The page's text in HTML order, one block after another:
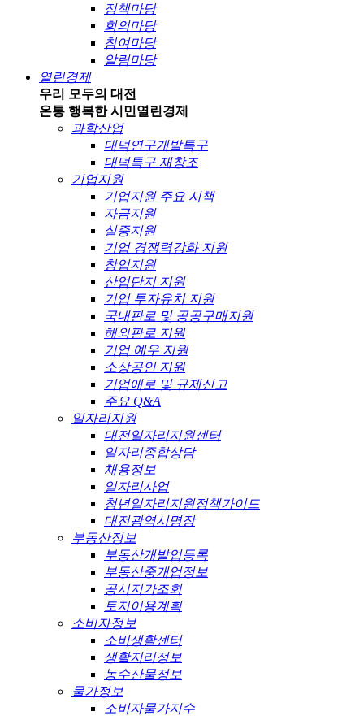
정책마당
회의마당
참여마당
알림마당
열린경제
우리 모두의 대전
온통 행복한 시민열린경제
과학산업
대덕연구개발특구
대덕특구 재창조
기업지원
기업지원 주요 시책
자금지원
실증지원
기업 경쟁력강화 지원
창업지원
산업단지 지원
기업 투자유치 지원
국내판로 및 공공구매지원
해외판로 지원
기업 예우 지원
소상공인 지원
기업애로 및 규제신고
주요 Q&A
일자리지원
대전일자리지원센터
일자리종합상담
채용정보
일자리사업
청년일자리지원정책가이드
대전광역시명장
부동산정보
부동산개발업등록
부동산중개업정보
공시지가조회
토지이용계획
소비자정보
소비생활센터
생활지리정보
농수산물정보
물가정보
소비자물가지수